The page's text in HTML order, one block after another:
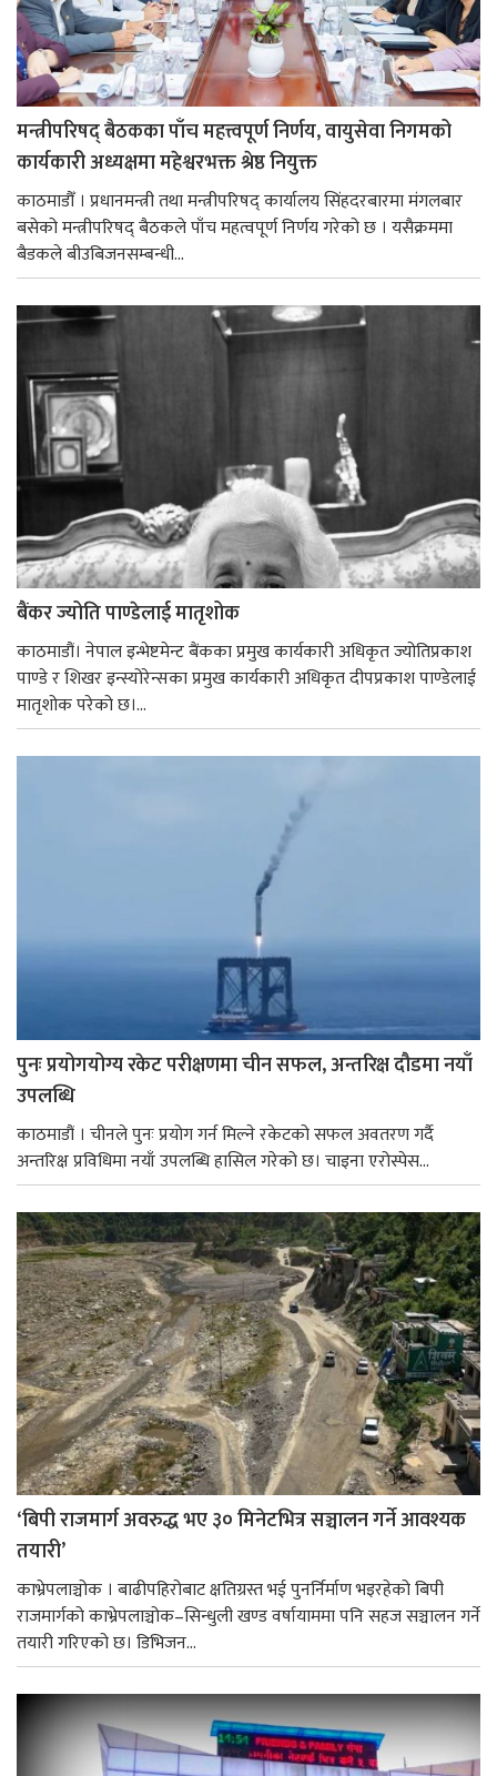
मन्त्रीपरिषद् बैठकका पाँच महत्त्वपूर्ण निर्णय, वायुसेवा निगमको
कार्यकारी अध्यक्षमा महेश्वरभक्त श्रेष्ठ नियुक्त
काठमाडौँ । प्रधानमन्त्री तथा मन्त्रीपरिषद् कार्यालय सिंहदरबारमा मंगलबार
बसेको मन्त्रीपरिषद् बैठकले पाँच महत्वपूर्ण निर्णय गरेको छ । यसैक्रममा
बैडकले बीउबिजनसम्बन्धी...
बैंकर ज्योति पाण्डेलाई मातृशोक
काठमाडौं। नेपाल इन्भेष्टमेन्ट बैंकका प्रमुख कार्यकारी अधिकृत ज्योतिप्रकाश
पाण्डे र शिखर इन्स्योरेन्सका प्रमुख कार्यकारी अधिकृत दीपप्रकाश पाण्डेलाई
मातृशोक परेको छ।...
पुनः प्रयोगयोग्य रकेट परीक्षणमा चीन सफल, अन्तरिक्ष दौडमा नयाँ
उपलब्धि
काठमाडौं । चीनले पुनः प्रयोग गर्न मिल्ने रकेटको सफल अवतरण गर्दै
अन्तरिक्ष प्रविधिमा नयाँ उपलब्धि हासिल गरेको छ। चाइना एरोस्पेस...
‘बिपी राजमार्ग अवरुद्ध भए ३० मिनेटभित्र सञ्चालन गर्ने आवश्यक
तयारी’
काभ्रेपलाञ्चोक । बाढीपहिरोबाट क्षतिग्रस्त भई पुनर्निर्माण भइरहेको बिपी
राजमार्गको काभ्रेपलाञ्चोक–सिन्धुली खण्ड वर्षायाममा पनि सहज सञ्चालन गर्ने
तयारी गरिएको छ। डिभिजन...